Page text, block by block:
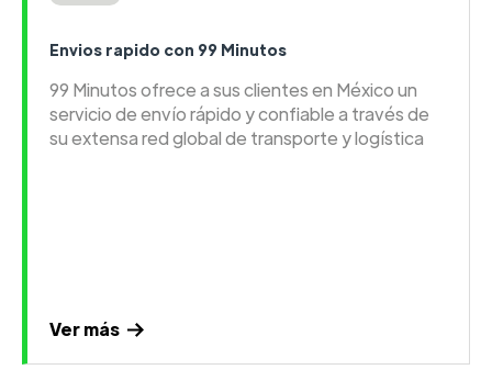
Envios rapido con 99 Minutos
99 Minutos ofrece a sus clientes en México un
servicio de envío rápido y confiable a través de
su extensa red global de transporte y logística
Ver más